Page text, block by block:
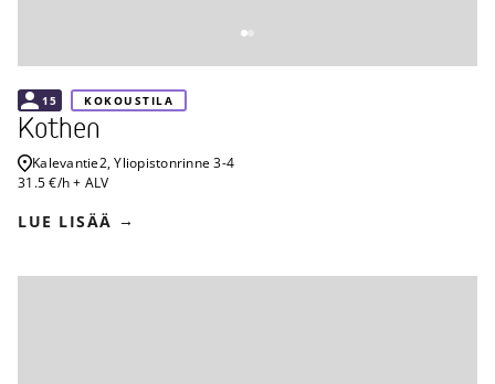
15 KOKOUSTILA
Kothen
Kalevantie2, Yliopistonrinne 3-4
31.5 €/h + ALV
LUE LISÄÄ